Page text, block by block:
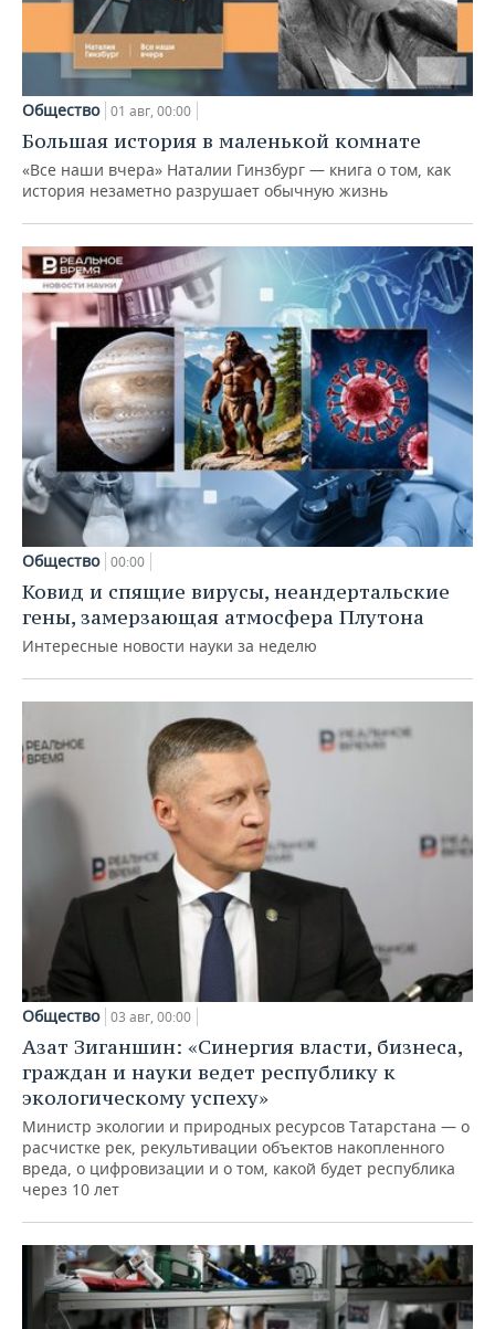
Общество 01 авг, 00:00
Большая история в маленькой комнате
«Все наши вчера» Наталии Гинзбург — книга о том, как
история незаметно разрушает обычную жизнь
Общество 00:00
Ковид и спящие вирусы, неандертальские
гены, замерзающая атмосфера Плутона
Интересные новости науки за неделю
Общество 03 авг, 00:00
Азат Зиганшин: «Синергия власти, бизнеса,
граждан и науки ведет республику к
экологическому успеху»
Министр экологии и природных ресурсов Татарстана — о
расчистке рек, рекультивации объектов накопленного
вреда, о цифровизации и о том, какой будет республика
через 10 лет